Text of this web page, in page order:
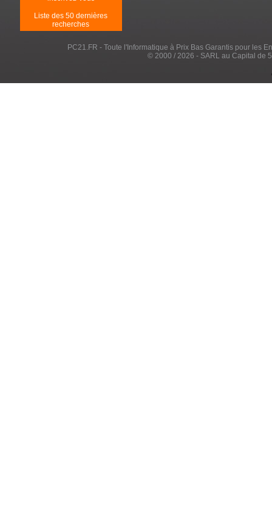
Liste des 50 dernières
recherches
PC21.FR - Toute l'Informatique à Prix Bas Garantis pour les
© 2000 / 2026 - SARL au Capital de